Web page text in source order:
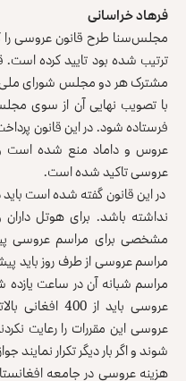
فرهاد خراسانی
ترتیب شده بود تایید کرده
مشترک هر دو مجلس شورای ملی
با تصویب نهایی آن از سوی
فرستاده شود. در این قانون
عروس و داماد منع شده است
عروسی تاکید شده است.
نداشته باشد. برای هوتل
مشخصی برای مراسم عروسی
مراسم شبانه آن در ساعت یازده
عروسی باید
شوند و اگر بار دیگر تکرار
هزینه عروسی در جامعه